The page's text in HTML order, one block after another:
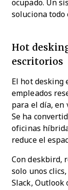
ocupado. Un
soluciona todo
Hot
escritorios
El hot desking
empleados
para el día, en
Se ha
oficinas
reduce el
Con deskbird,
solo unos
Slack, Outlook